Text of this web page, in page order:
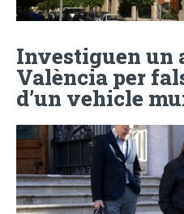
Investiguen un
València per
d’un vehicle